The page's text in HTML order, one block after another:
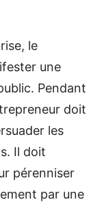
le
une
Pendant
doit
les
Il doit
pérenniser
par une